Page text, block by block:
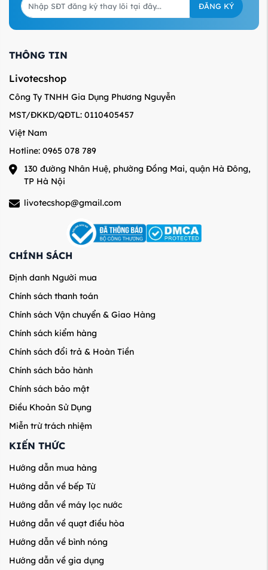
ĐĂNG KÝ
THÔNG TIN
Livotecshop
Công Ty TNHH Gia Dụng Phương Nguyễn
MST/ĐKKD/QĐTL: 0110405457
Việt Nam
Hotline: 0965 078 789
130 đường Nhân Huệ, phường Đồng Mai, quận Hà Đông,
TP Hà Nội
livotecshop@gmail.com
CHÍNH SÁCH
Định danh Người mua
Chính sách thanh toán
Chính sách Vận chuyển & Giao Hàng
Chính sách kiểm hàng
Chính sách đổi trả & Hoàn Tiền
Chính sách bảo hành
Chính sách bảo mật
Điều Khoản Sử Dụng
Miễn trừ trách nhiệm
KIẾN THỨC
Hướng dẫn mua hàng
Hướng dẫn về bếp Từ
Hướng dẫn về máy lọc nước
Hướng dẫn về quạt điều hòa
Hướng dẫn về bình nóng
Hướng dẫn về gia dụng